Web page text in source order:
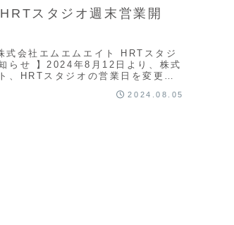
スタジオ週末営業開
会社エムエムエイト HRTスタジ
らせ 】2024年8月12日より、株式
、HRTスタジオの営業日を変更い
2024.08.05